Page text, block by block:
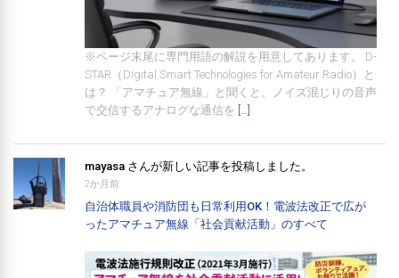
※ページ末尾に専門用語の解説を用意してあります。 D-
STAR（Digital Smart Technologies for Amateur Radio）と
は？ 「アマチュア無線」と聞くと、ノイズ混じりの音声
で交信するアナログな通信を […]
mayasa さんが新しい記事を投稿しました。
2か月前
自治体職員や消防団も日常利用OK！電波法改正で広が
ったアマチュア無線「社会貢献活動」のすべて